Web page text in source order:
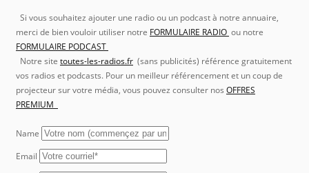
Si vous souhaitez ajouter une radio ou un podcast à notre annuaire,
merci de bien vouloir utiliser notre FORMULAIRE RADIO ou notre
FORMULAIRE PODCAST
Notre site toutes-les-radios.fr (sans publicités) référence gratuitement
vos radios et podcasts. Pour un meilleur référencement et un coup de
projecteur sur votre média, vous pouvez consulter nos OFFRES
PREMIUM
Name
Email